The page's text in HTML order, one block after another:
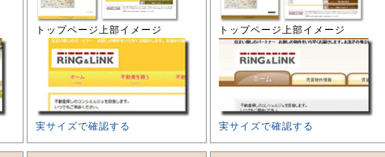
トップページ上部イメージ
実サイズで確認する
トップページ上部イメージ
実サイズで確認する